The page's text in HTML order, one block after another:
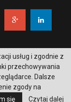
and Developed by
usług i zgodnie z
przechowywania
Dalsze
zgody na
się Czytaj dalej